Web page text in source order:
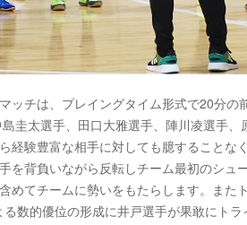
ッチは、プレイングタイム形式で20分
圭太選手、田口大雅選手、陣川凌選手
経験豊富な相手に対しても臆することな
を背負いながら反転しチーム最初のシュ
めてチームに勢いをもたらします。また
数的優位の形成に井戸選手が果敢にト